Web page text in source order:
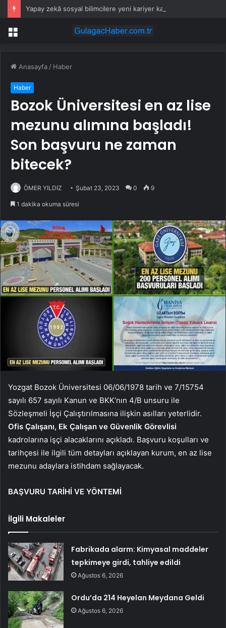
Yapay zekâ sosyal bilimcilere yeni kariyer kapıları açıyor!
Menü
Anasayfa / Haber
Haber
Bozok Üniversitesi en az lise
mezunu alımına başladı!
Son başvuru ne zaman
bitecek?
ÖMER YILDIZ Şubat 23, 2023 0 9
1 dakika okuma süresi
Yozgat Bozok Üniversitesi 06/06/1978 tarih ve 7/15754
sayılı 657 sayılı Kanun ve BKK’nın 4/B unsuru ile
Sözleşmeli İşçi Çalıştırılmasına ilişkin asılları yeterlidir.
Ofis Çalışanı, Ek Çalışan ve Güvenlik Görevlisi
kadrolarına işçi alacaklarını açıkladı. Başvuru koşulları ve
tarihçesi ile ilgili tüm detayları açıklayan kurum, en az lise
mezunu adaylara istihdam sağlayacak.
BAŞVURU TARİHİ VE YÖNTEMİ
İlgili Makaleler
Fabrikada alarm: Kimyasal maddeler
tepkimeye girdi, tahliye edildi
Ağustos 6, 2026
Ordu’da 214 Heyelan Meydana Geldi
Ağustos 6, 2026